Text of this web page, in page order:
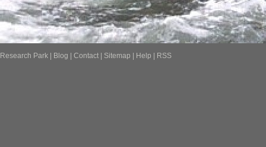
Research Park Blog Contact Sitemap Help RSS